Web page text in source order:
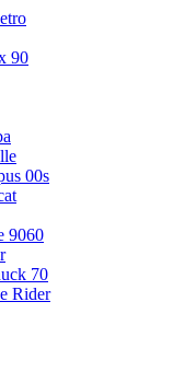
90
00s
9060
70
Rider